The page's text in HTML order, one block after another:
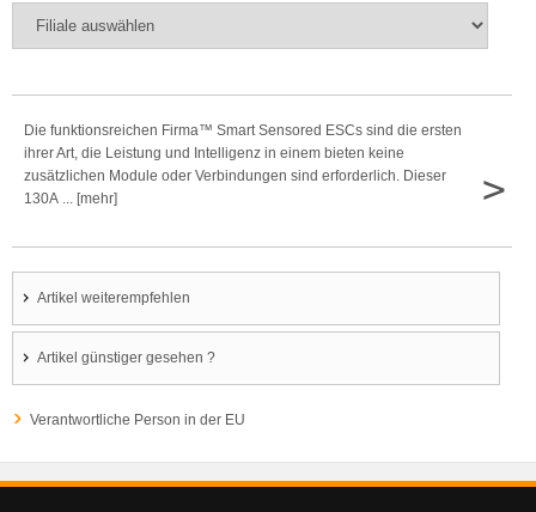
Die funktionsreichen Firma™ Smart Sensored ESCs sind die ersten
ihrer Art, die Leistung und Intelligenz in einem bieten keine
zusätzlichen Module oder Verbindungen sind erforderlich. Dieser
130A ... [mehr]
>
Artikel weiterempfehlen
Artikel günstiger gesehen ?
Verantwortliche Person in der EU